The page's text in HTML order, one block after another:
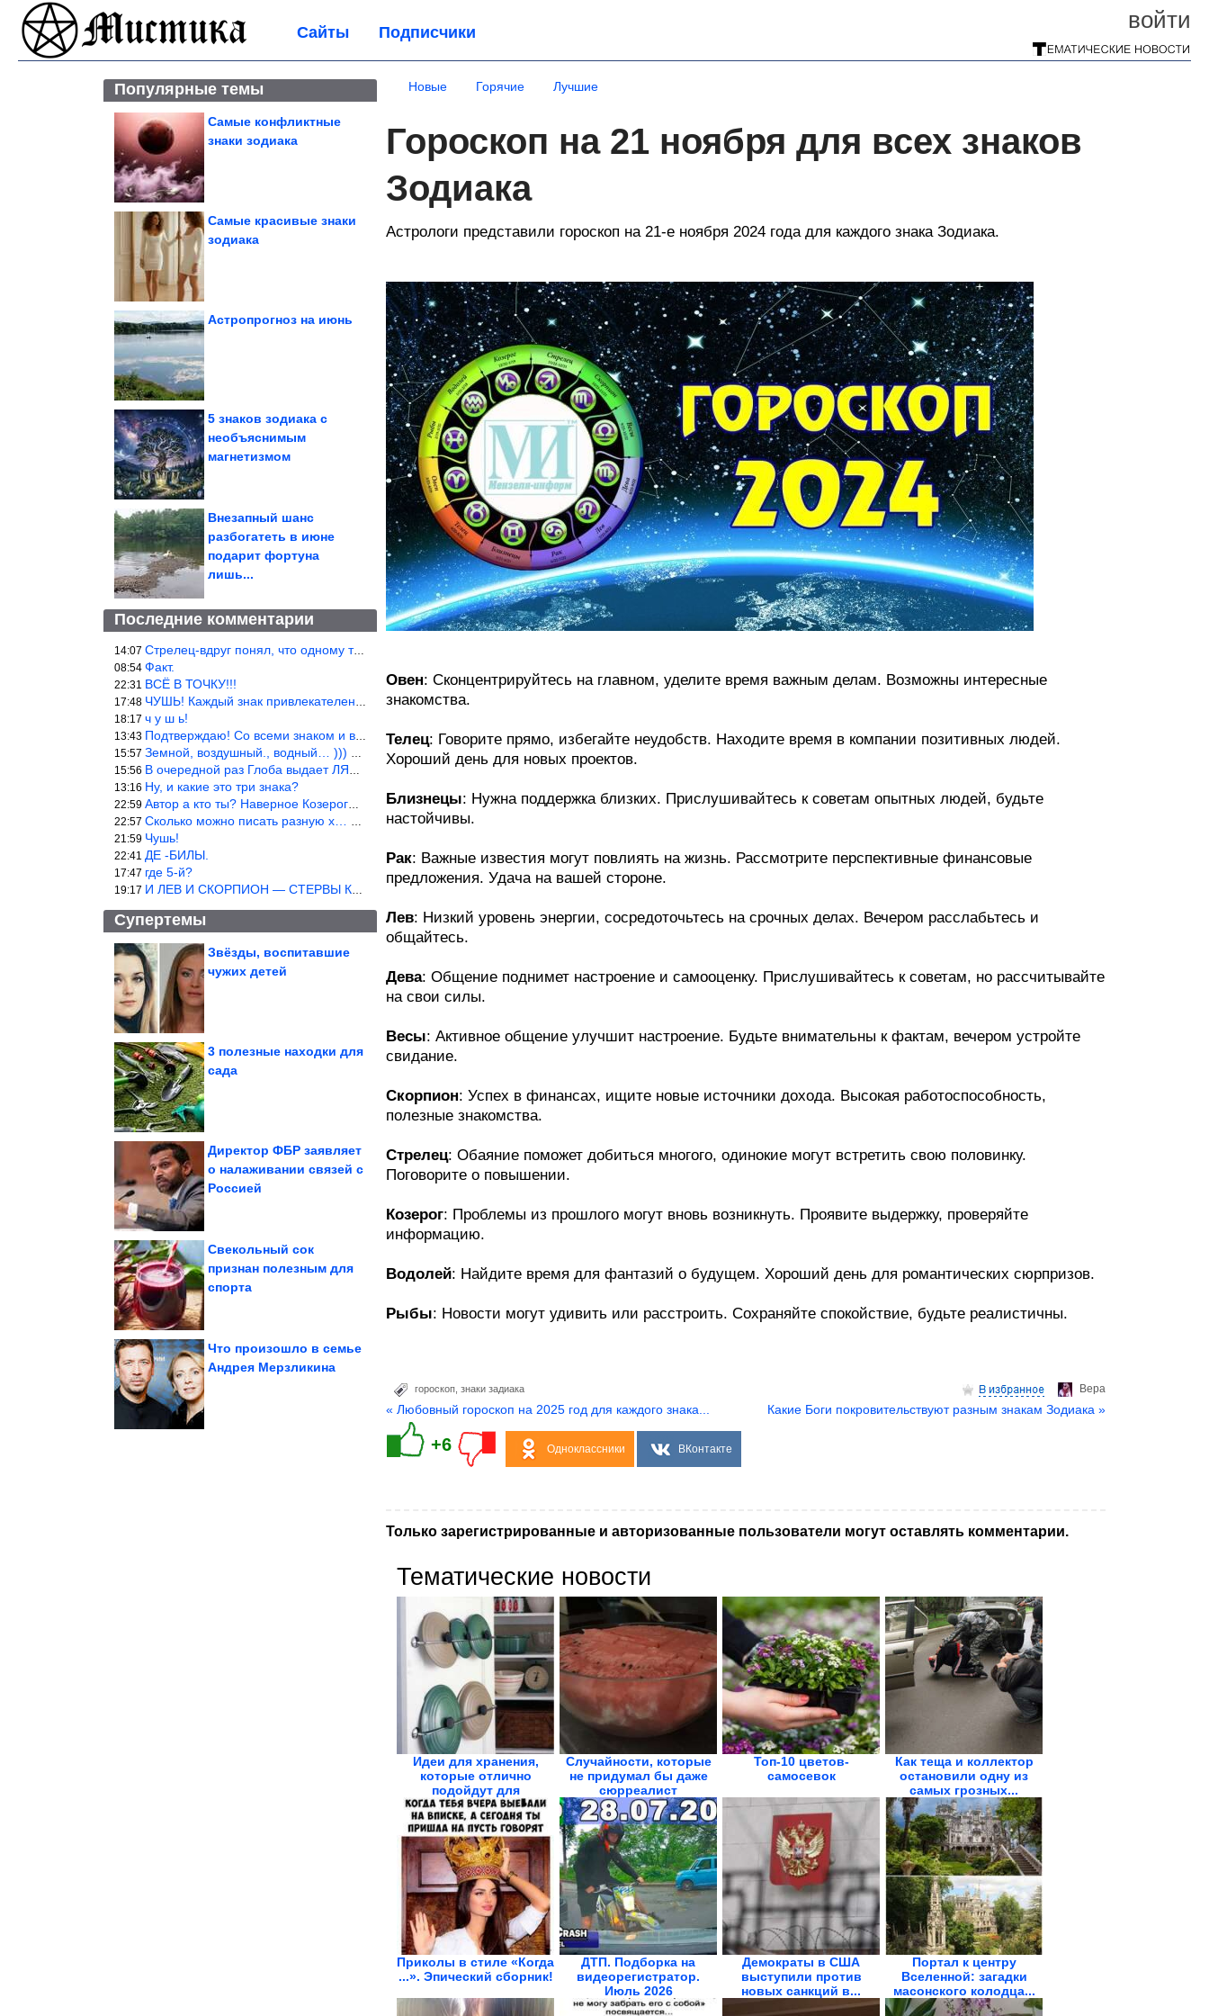
войти
Сайты Подписчики
Популярные темы
Самые конфликтные
знаки зодиака
Самые красивые знаки
зодиака
Астропрогноз на июнь
5 знаков зодиака с
необъяснимым
магнетизмом
Внезапный шанс
разбогатеть в июне
подарит фортуна
лишь...
Последние комментарии
14:07 Стрелец-вдруг понял, что одному то и жить легче.
08:54 Факт.
22:31 ВСЁ В ТОЧКУ!!!
17:48 ЧУШЬ! Каждый знак привлекателен! И среди Весов, Близнецов встреч
18:17 ч у ш ь!
13:43 Подтверждаю! Со всеми знаком и все одиноки и Я )))
15:57 Земной, воздушный., водный… ))) выбери сам трех из 9 )))
15:56 В очередной раз Глоба выдает ЛЯП! А корректоры, редакторы пропус
13:16 Ну, и какие это три знака?
22:59 Автор а кто ты? Наверное Козерог… Рога жена Рыба наставила ))
22:57 Сколько можно писать разную х… йню? Автор что то обкурился?
21:59 Чушь!
22:41 ДЕ -БИЛЫ.
17:47 где 5-й?
19:17 И ЛЕВ И СКОРПИОН — СТЕРВЫ КАКИХ ЕЩЕ ПОИСКАТЬ НАДО
Супертемы
Атомный поезд-призрак
Звёзды, воспитавшие
чужих детей
Почему дача у водоема
3 полезные находки для
сада
Директор ФБР заявляет
о налаживании связей с
Россией
Немного жуткие вещи,
Свекольный сок
признан полезным для
спорта
Что произошло в семье
Андрея Мерзликина
Новые Горячие Лучшие
Гороскоп на 21 ноября для всех знаков
Зодиака
Астрологи представили гороскоп на 21-е ноября 2024 года для каждого знака Зодиака.
Овен: Сконцентрируйтесь на главном, уделите время важным делам. Возможны интересные
знакомства.
Телец: Говорите прямо, избегайте неудобств. Находите время в компании позитивных людей.
Хороший день для новых проектов.
Близнецы: Нужна поддержка близких. Прислушивайтесь к советам опытных людей, будьте
настойчивы.
Рак: Важные известия могут повлиять на жизнь. Рассмотрите перспективные финансовые
предложения. Удача на вашей стороне.
Лев: Низкий уровень энергии, сосредоточьтесь на срочных делах. Вечером расслабьтесь и
общайтесь.
Дева: Общение поднимет настроение и самооценку. Прислушивайтесь к советам, но рассчитывайте
на свои силы.
Весы: Активное общение улучшит настроение. Будьте внимательны к фактам, вечером устройте
свидание.
Скорпион: Успех в финансах, ищите новые источники дохода. Высокая работоспособность,
полезные знакомства.
Стрелец: Обаяние поможет добиться многого, одинокие могут встретить свою половинку.
Поговорите о повышении.
Козерог: Проблемы из прошлого могут вновь возникнуть. Проявите выдержку, проверяйте
информацию.
Водолей: Найдите время для фантазий о будущем. Хороший день для романтических сюрпризов.
Рыбы: Новости могут удивить или расстроить. Сохраняйте спокойствие, будьте реалистичны.
Верa
гороскоп знаки задиака
« Любовный гороскоп на 2025 год для каждого знака... Какие Боги покровительствуют разным знакам Зодиака »
+6 Одноклассники ВКонтакте
Только зарегистрированные и авторизованные пользователи могут оставлять комментарии.
Тематические новости
Идеи для хранения,
которые отлично
подойдут для
маленькой...
Случайности, которые
не придумал бы даже
сюрреалист
Топ-10 цветов-
самосевок
Как теща и коллектор
остановили одну из
самых грозных...
Приколы в стиле «Когда
...». Эпический сборник!
ДТП. Подборка на
видеорегистратор.
Июль 2026
Демократы в США
выступили против
новых санкций в...
Портал к центру
Вселенной: загадки
масонского колодца...